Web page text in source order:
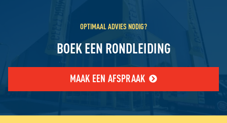
OPTIMAAL ADVIES NODIG?
BOEK EEN RONDLEIDING
MAAK EEN AFSPRAAK